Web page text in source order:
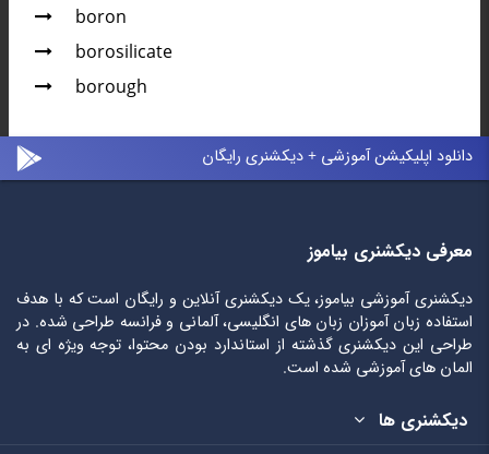
boron
borosilicate
borough
دانلود اپلیکیشن آموزشی + دیکشنری رایگان
معرفی دیکشنری بیاموز
دیکشنری آموزشی بیاموز، یک دیکشنری آنلاین و رایگان است که با هدف
استفاده زبان آموزان زبان های انگلیسی، آلمانی و فرانسه طراحی شده. در
طراحی این دیکشنری گذشته از استاندارد بودن محتوا، توجه ویژه ای به
المان های آموزشی شده است.
دیکشنری ها